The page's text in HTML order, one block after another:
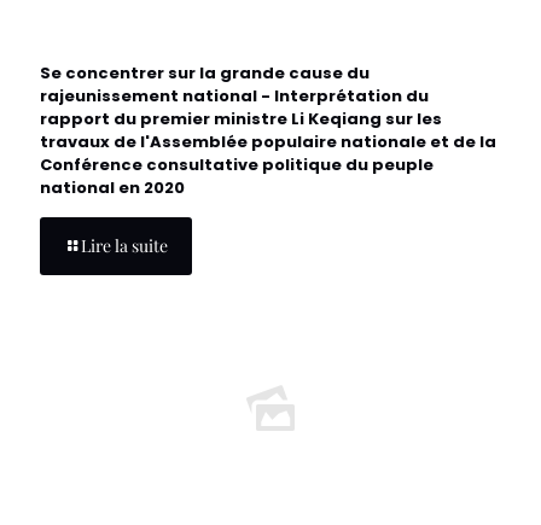
Se concentrer sur la grande cause du
rajeunissement national - Interprétation du
rapport du premier ministre Li Keqiang sur les
travaux de l'Assemblée populaire nationale et de la
Conférence consultative politique du peuple
national en 2020
Lire la suite